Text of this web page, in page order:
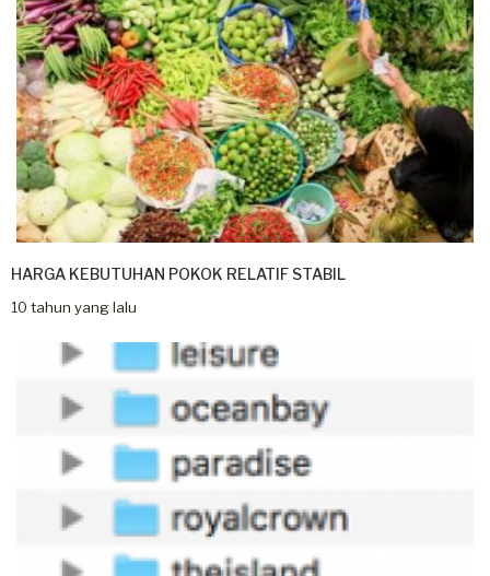
HARGA KEBUTUHAN POKOK RELATIF STABIL
10 tahun yang lalu